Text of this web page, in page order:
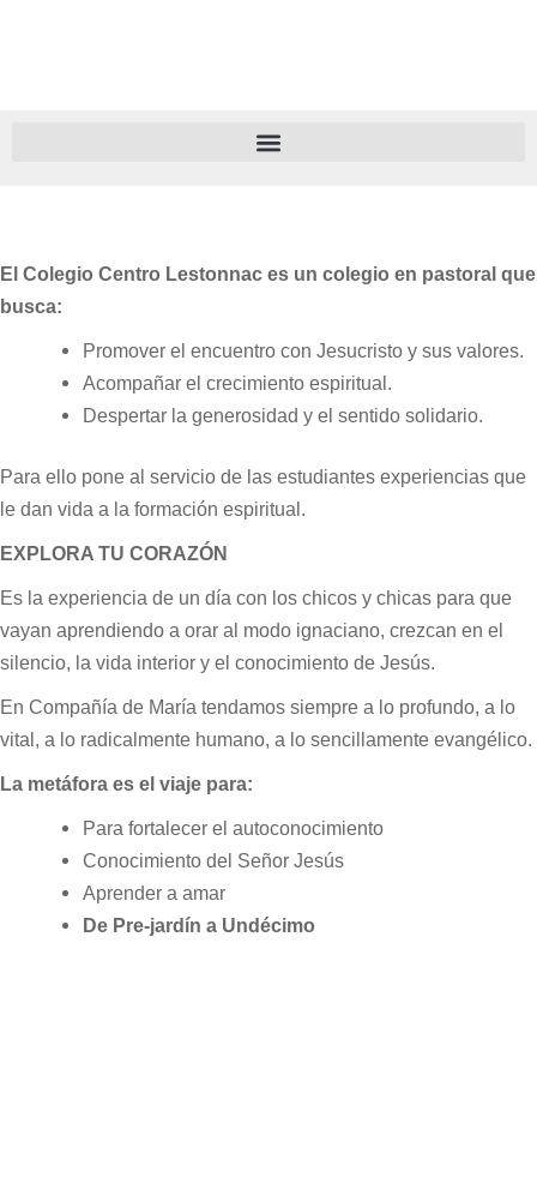
El Colegio Centro Lestonnac es un colegio en pastoral que
busca:
Promover el encuentro con Jesucristo y sus valores.
Acompañar el crecimiento espiritual.
Despertar la generosidad y el sentido solidario.
Para ello pone al servicio de las estudiantes experiencias que
le dan vida a la formación espiritual.
EXPLORA TU CORAZÓN
Es la experiencia de un día con los chicos y chicas para que
vayan aprendiendo a orar al modo ignaciano, crezcan en el
silencio, la vida interior y el conocimiento de Jesús.
En Compañía de María tendamos siempre a lo profundo, a lo
vital, a lo radicalmente humano, a lo sencillamente evangélico.
La metáfora es el viaje para:
Para fortalecer el autoconocimiento
Conocimiento del Señor Jesús
Aprender a amar
De Pre-jardín a Undécimo